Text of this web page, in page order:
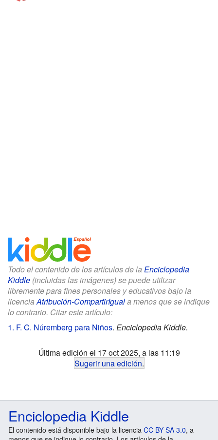
Todo el contenido de los artículos de la Enciclopedia
Kiddle (incluidas las imágenes) se puede utilizar
libremente para fines personales y educativos bajo la
licenciaAtribución-CompartirIguala menos que se indique
lo contrario. Citar este artículo:
1. F. C. Núremberg para Niños. Enciclopedia Kiddle.
Última edición el 17 oct 2025, a las 11:19
Sugerir una edición.
Enciclopedia Kiddle
El contenido está disponible bajo la licencia CC BY-SA 3.0, a